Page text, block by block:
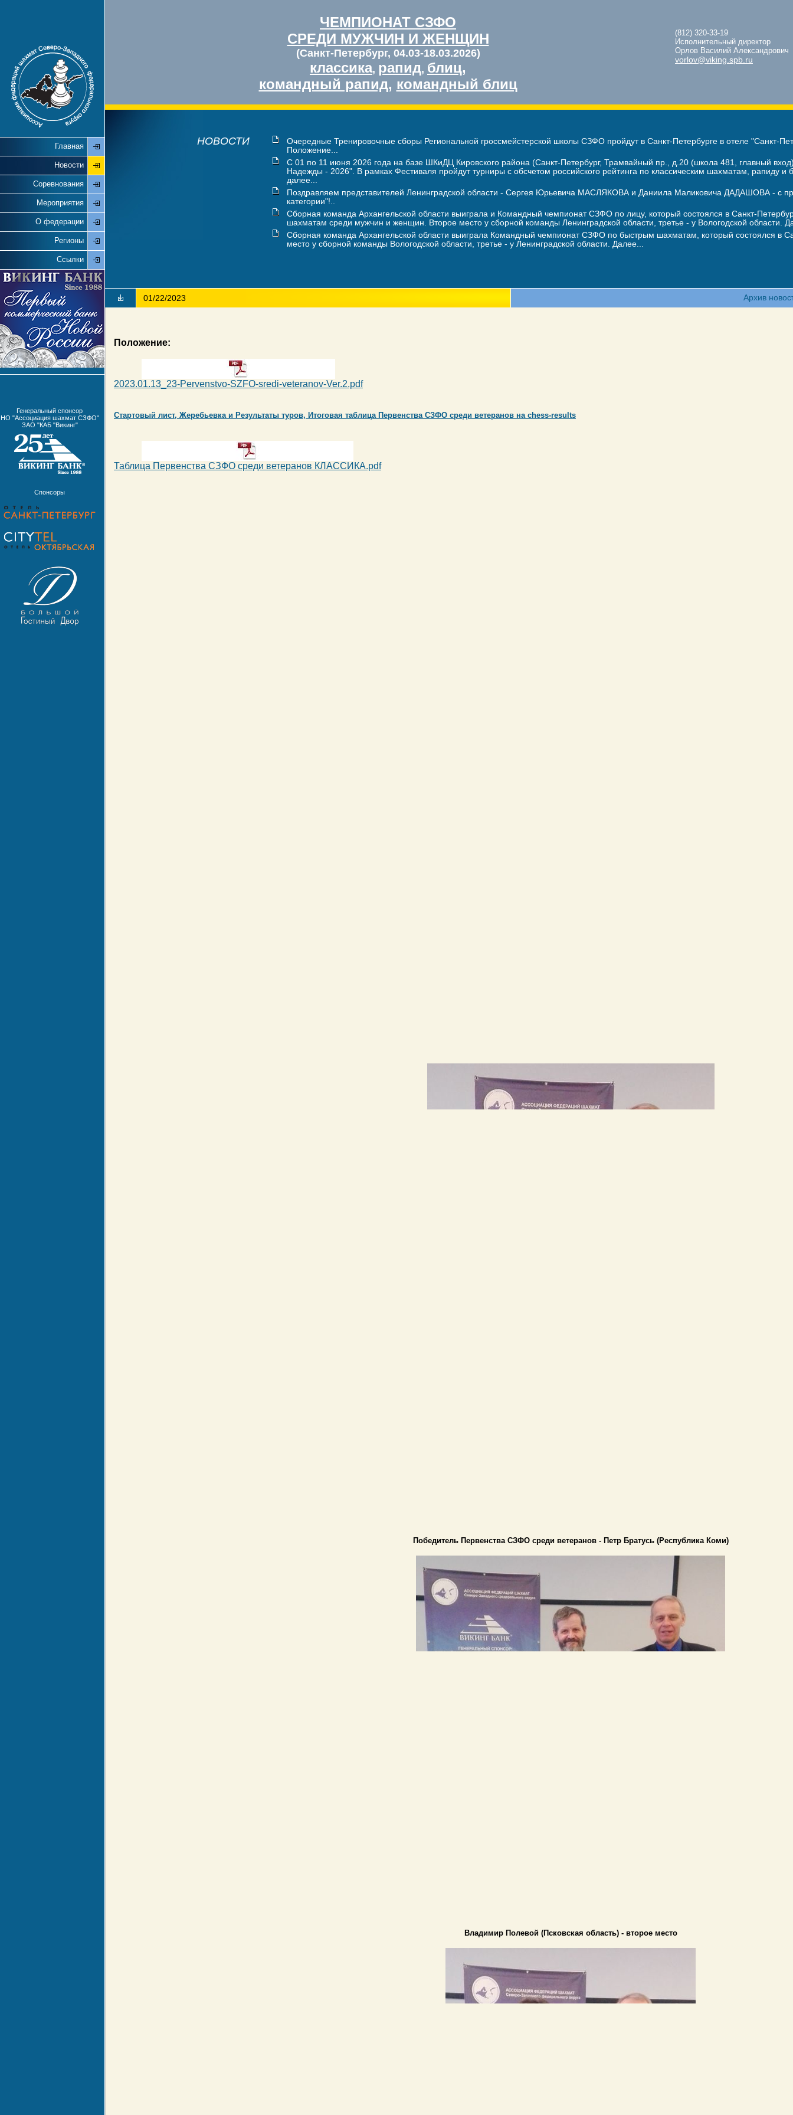
ЧЕМПИОНАТ СЗФО
СРЕДИ МУЖЧИН И ЖЕНЩИН
(Санкт-Петербург, 04.03-18.03.2026)
классика, рапид, блиц,
командный рапид, командный блиц
(812) 320-33-19
Исполнительный директор
Орлов Василий Александрович
vorlov@viking.spb.ru
Главная
Новости
Соревнования
Мероприятия
О федерации
Регионы
Ссылки
Генеральный спонсор
НО "Ассоциация шахмат СЗФО"
ЗАО "КАБ "Викинг"
Спонсоры
НОВОСТИ
Очередные Тренировочные сборы Региональной гроссмейстерской школы СЗФО пройдут в Санкт-Петербурге в отеле "Санкт-
Положение...
С 01 по 11 июня 2026 года на базе ШКиДЦ Кировского района (Санкт-Петербург, Трамвайный пр., д.20 (школа 481, главный
Надежды - 2026". В рамках Фестиваля пройдут турниры с обсчетом российского рейтинга по классическим шахматам, рапиду
далее...
Поздравляем представителей Ленинградской области - Сергея Юрьевича МАСЛЯКОВА и Даниила Маликовича ДАДАШОВА - с
категории"!..
Сборная команда Архангельской области выиграла и Командный чемпионат СЗФО по лицу, который состоялся в Санкт-
шахматам среди мужчин и женщин. Второе место у сборной команды Ленинградской области, третье - у Вологодской области.
Сборная команда Архангельской области выиграла Командный чемпионат СЗФО по быстрым шахматам, который состоялся в
место у сборной команды Вологодской области, третье - у Ленинградской области. Далее...
01/22/2023 Архив
Положение:
2023.01.13_23-Pervenstvo-SZFO-sredi-veteranov-Ver.2.pdf
Стартовый лист, Жеребьевка и Результаты туров, Итоговая таблица Первенства СЗФО среди ветеранов на chess-results
Таблица Первенства СЗФО среди ветеранов КЛАССИКА.pdf
Победитель Первенства СЗФО среди ветеранов - Петр Братусь (Республика Коми)
Владимир Полевой (Псковская область) - второе место